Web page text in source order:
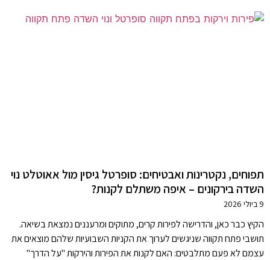
תפוחים, נקטרינות ואבטיחים: סופרטל גיסין מול אאוטלט נוי
השדה בירקונים – איפה משתלם לקנות?
9 ביולי 2026
הקיץ כבר כאן, והדרישה לפירות קרים, מתוקים ומרעננים נמצאת בשיאה.
תושבי פתח תקווה שניגשים לערוך את הקניות השבועיות שלהם מוצאים את
עצמם לא פעם מתלבטים: האם לקנות את הפירות והירקות "על הדרך"